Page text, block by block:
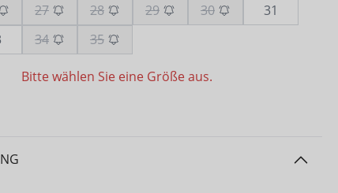
27 28 29 30
31
34 35
Bitte wählen Sie eine Größe aus.